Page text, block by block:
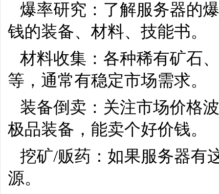
爆率研究：了解服务器的
钱的装备、材料、技能书。
材料收集：各种稀有矿石
等，通常有稳定市场需求。
装备倒卖：关注市场价格
极品装备，能卖个好价钱。
挖矿/贩药：如果服务器有
源。